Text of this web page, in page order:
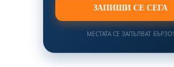
ЗАПИШИ СЕ СЕГА
МЕСТАТА СЕ ЗАПЪЛВАТ БЪРЗО!